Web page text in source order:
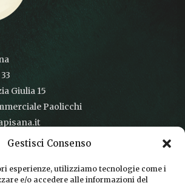
Gestisci Consenso
esperienze, utilizziamo tecnologie come i
e/o accedere alle informazioni del
Giulia 15
Paolicchi